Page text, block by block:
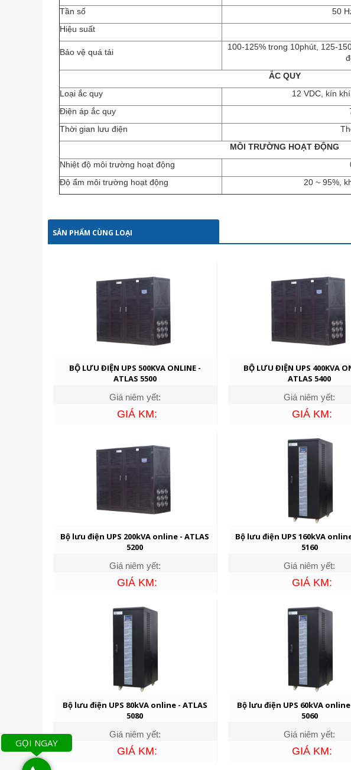
Tần số
50
Hiệu suất
Bảo vệ quá tải
100-125% trong 10phút, 125-
ẮC QUY
Loại ắc quy
12 VDC, kín
Điện áp ắc quy
Thời gian lưu điện
MÔI TRƯỜNG HOẠT ĐỘNG
Nhiệt độ môi trường hoạt động
Độ ẩm môi trường hoạt động
20 ~ 95%,
SẢN PHẨM CÙNG LOẠI
BỘ LƯU ĐIỆN UPS 500KVA ONLINE -
ATLAS 5500
Giá niêm yết:
GIÁ KM:
BỘ LƯU ĐIỆN UPS 400KVA
ATLAS 5400
Giá niêm yết:
GIÁ KM:
Bộ lưu điện UPS 200kVA online - ATLAS
5200
Giá niêm yết:
GIÁ KM:
Bộ lưu điện UPS 160kVA
5160
Giá niêm yết:
GIÁ KM:
Bộ lưu điện UPS 80kVA online - ATLAS
5080
Giá niêm yết:
GIÁ KM:
Bộ lưu điện UPS 60kVA online
5060
Giá niêm yết:
GIÁ KM:
GỌI NGAY